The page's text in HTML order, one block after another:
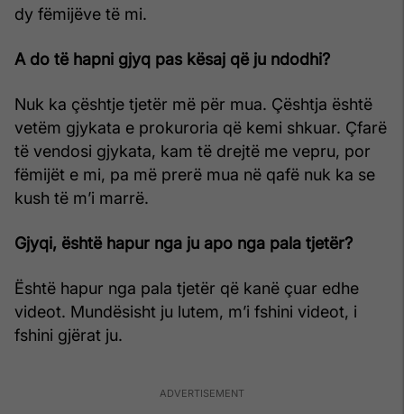
dy fëmijëve të mi.
A do të hapni gjyq pas kësaj që ju ndodhi?
Nuk ka çështje tjetër më për mua. Çështja është
vetëm gjykata e prokuroria që kemi shkuar. Çfarë
të vendosi gjykata, kam të drejtë me vepru, por
fëmijët e mi, pa më prerë mua në qafë nuk ka se
kush të m’i marrë.
Gjyqi, është hapur nga ju apo nga pala tjetër?
Është hapur nga pala tjetër që kanë çuar edhe
videot. Mundësisht ju lutem, m’i fshini videot, i
fshini gjërat ju.